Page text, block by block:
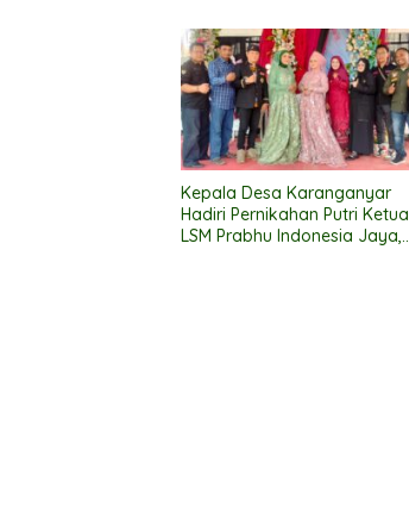
Kepala Desa Karanganyar
Hadiri Pernikahan Putri Ketua
LSM Prabhu Indonesia Jaya,